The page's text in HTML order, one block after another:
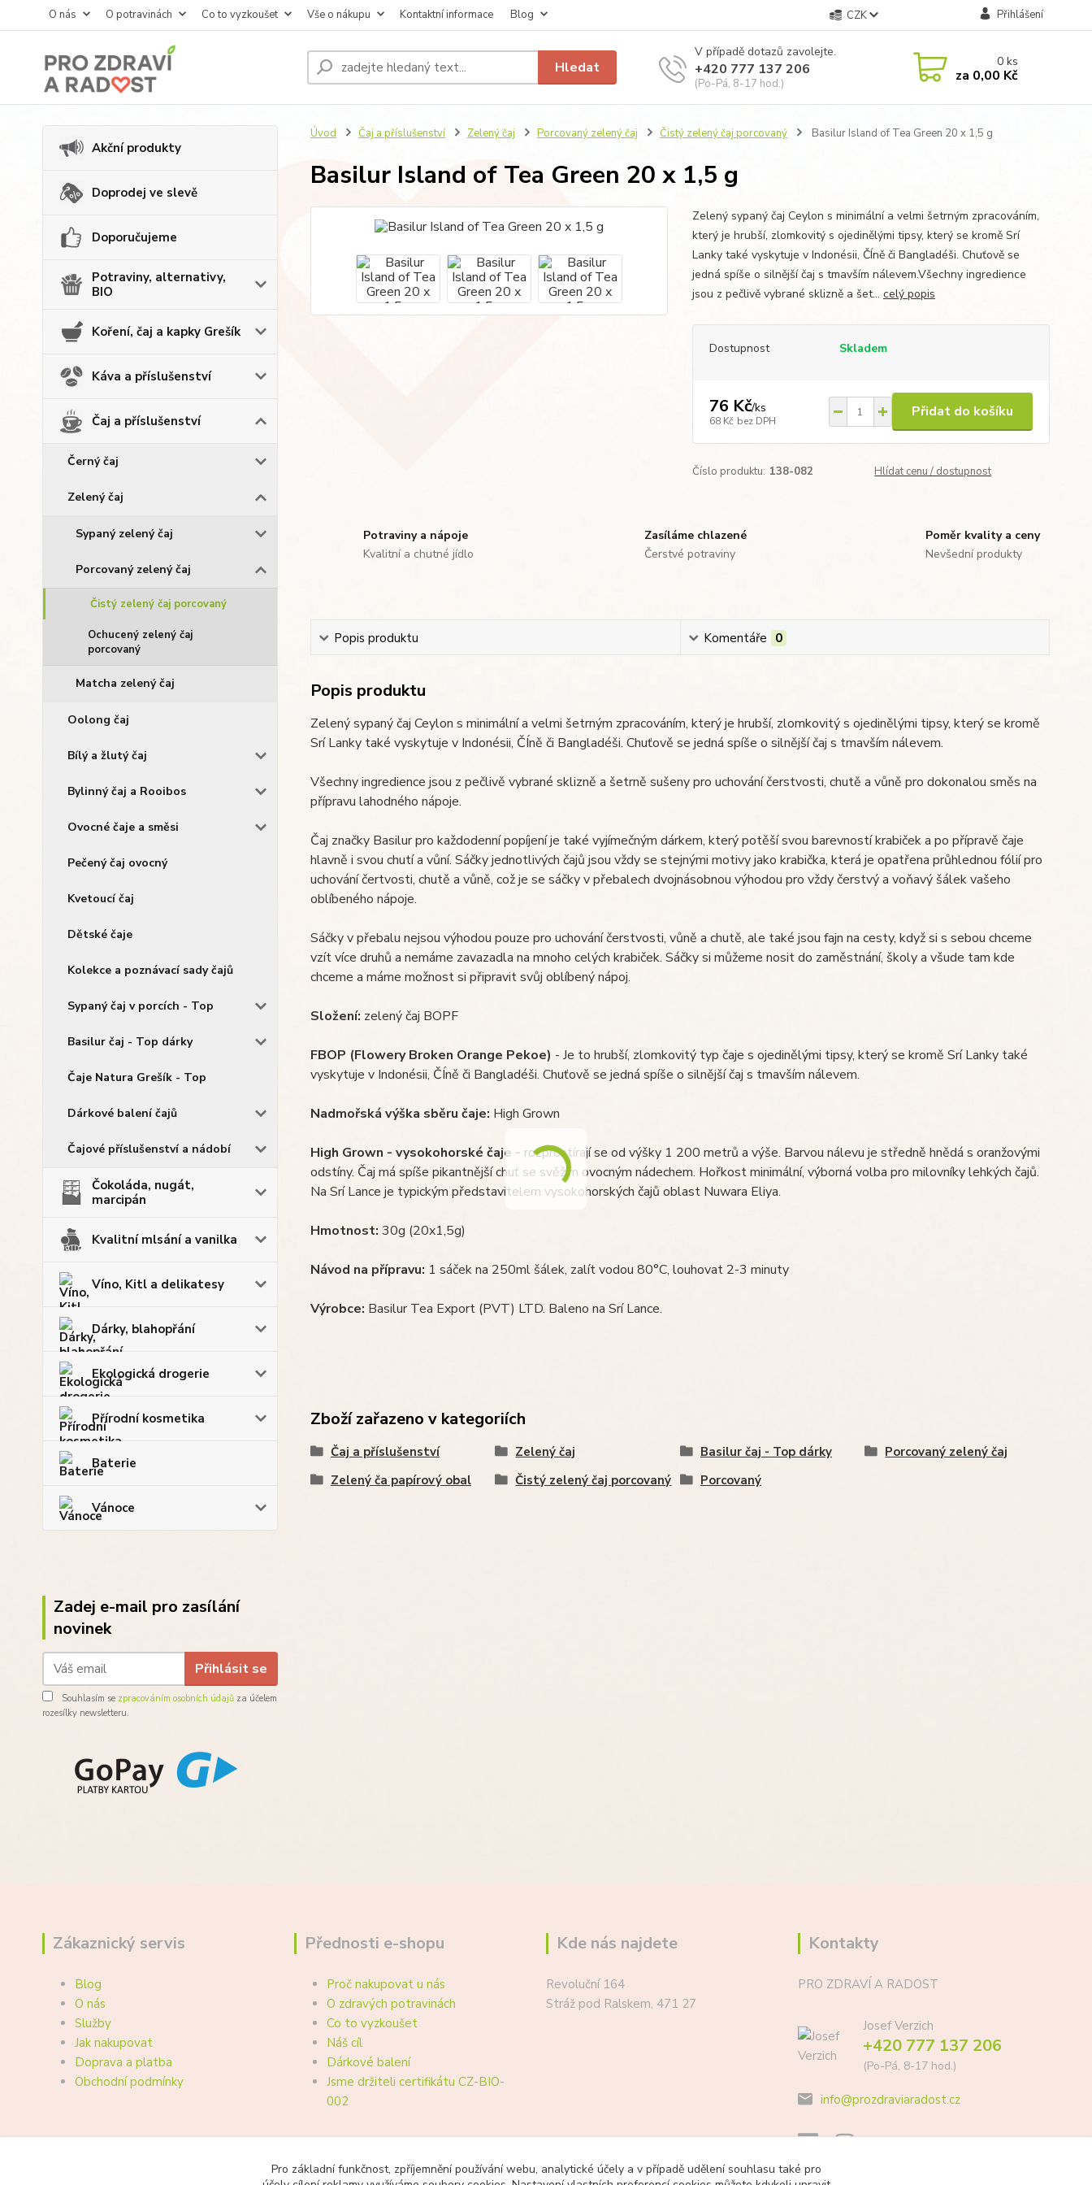
O nás O potravinách Co to vyzkoušet Vše o nákupu Kontaktní informace Blog CZK Přihlášení
Hledat
V případě dotazů zavolejte.
+420 777 137 206
(Po-Pá, 8-17 hod.)
0ks
za 0,00 Kč
Akční produkty
Doprodej ve slevě
Doporučujeme
Potraviny, alternativy,
BIO
Koření, čaj a kapky Grešík
Káva a příslušenství
Čaj a příslušenství
Černý čaj
Zelený čaj
Sypaný zelený čaj
Porcovaný zelený čaj
Čistý zelený čaj porcovaný
Ochucený zelený čaj
porcovaný
Matcha zelený čaj
Oolong čaj
Bílý a žlutý čaj
Bylinný čaj a Rooibos
Ovocné čaje a směsi
Pečený čaj ovocný
Kvetoucí čaj
Dětské čaje
Kolekce a poznávací sady čajů
Sypaný čaj v porcích - Top
Basilur čaj - Top dárky
Čaje Natura Grešík - Top
Dárkové balení čajů
Čajové příslušenství a nádobí
Čokoláda, nugát,
marcipán
Kvalitní mlsání a vanilka
Víno, Kitl a delikatesy
Dárky, blahopřání
Ekologická drogerie
Přírodní kosmetika
Baterie
Vánoce
Zadej e-mail pro zasílání
novinek
Přihlásit se
Souhlasím se zpracováním osobních údajů za účelem
rozesílky newsletteru.
Úvod Čaj a příslušenství Zelený čaj Porcovaný zelený čaj Čistý zelený čaj porcovaný Basilur Island of Tea Green 20 x 1,5 g
Basilur Island of Tea Green 20 x 1,5 g
Zelený sypaný čaj Ceylon s minimální a velmi šetrným zpracováním,
který je hrubší, zlomkovitý s ojedinělými tipsy, který se kromě Srí
Lanky také vyskytuje v Indonésii, ČÍně či Bangladéši. Chuťově se
jedná spíše o silnější čaj s tmavším nálevem.Všechny ingredience
jsou z pečlivě vybrané sklizně a šet... celý popis
Dostupnost Skladem
76 Kč/ks
68 Kč bez DPH
Přidat do košíku
Číslo produktu: 138-082 Hlídat cenu / dostupnost
Potraviny a nápoje
Kvalitní a chutné jídlo
Zasíláme chlazené
Čerstvé potraviny
Poměr kvality a ceny
Nevšední produkty
Popis produktu Komentáře 0
Popis produktu
Zelený sypaný čaj Ceylon s minimální a velmi šetrným zpracováním, který je hrubší, zlomkovitý s ojedinělými tipsy, který se kromě
Srí Lanky také vyskytuje v Indonésii, ČÍně či Bangladéši. Chuťově se jedná spíše o silnější čaj s tmavším nálevem.
Všechny ingredience jsou z pečlivě vybrané sklizně a šetrně sušeny pro uchování čerstvosti, chutě a vůně pro dokonalou směs na
přípravu lahodného nápoje.
Čaj značky Basilur pro každodenní popíjení je také vyjímečným dárkem, který potěší svou barevností krabiček a po přípravě čaje
hlavně i svou chutí a vůní. Sáčky jednotlivých čajů jsou vždy se stejnými motivy jako krabička, která je opatřena průhlednou fólií pro
uchování čertvosti, chutě a vůně, což je se sáčky v přebalech dvojnásobnou výhodou pro vždy čerstvý a voňavý šálek vašeho
oblíbeného nápoje.
Sáčky v přebalu nejsou výhodou pouze pro uchování čerstvosti, vůně a chutě, ale také jsou fajn na cesty, když si s sebou chceme
vzít více druhů a nemáme zavazadla na mnoho celých krabiček. Sáčky si můžeme nosit do zaměstnání, školy a všude tam kde
chceme a máme možnost si připravit svůj oblíbený nápoj.
Složení: zelený čaj BOPF
FBOP (Flowery Broken Orange Pekoe) - Je to hrubší, zlomkovitý typ čaje s ojedinělými tipsy, který se kromě Srí Lanky také
vyskytuje v Indonésii, ČÍně či Bangladéši. Chuťově se jedná spíše o silnější čaj s tmavším nálevem.
Nadmořská výška sběru čaje: High Grown
High Grown - vysokohorské čaje - rozprostírají se od výšky 1 200 metrů a výše. Barvou nálevu je středně hnědá s oranžovými
odstíny. Čaj má spíše pikantnější chuť se svěžím ovocným nádechem. Hořkost minimální, výborná volba pro milovníky lehkých čajů.
Na Srí Lance je typickým představitelem vysokohorských čajů oblast Nuwara Eliya.
Hmotnost: 30g (20x1,5g)
Návod na přípravu: 1 sáček na 250ml šálek, zalít vodou 80°C, louhovat 2-3 minuty
Výrobce: Basilur Tea Export (PVT) LTD. Baleno na Srí Lance.
Zboží zařazeno v kategoriích
Čaj a příslušenství Zelený čaj Basilur čaj - Top dárky
Porcovaný zelený čaj
Zelený ča papírový obal
Čistý zelený čaj porcovaný Porcovaný
Zákaznický servis
Blog
O nás
Služby
Jak nakupovat
Doprava a platba
Obchodní podmínky
Přednosti e-shopu
Proč nakupovat u nás
O zdravých potravinách
Co to vyzkoušet
Náš cíl
Dárkové balení
Jsme držiteli certifikátu CZ-BIO-
002
Kde nás najdete
Revoluční 164
Stráž pod Ralskem, 471 27
Kontakty
PRO ZDRAVÍ A RADOST
Josef Verzich
+420 777 137 206
(Po-Pá, 8-17 hod.)
info@prozdraviaradost.cz
Pro základní funkčnost, zpříjemnění používání webu, analytické účely a v případě udělení souhlasu také pro